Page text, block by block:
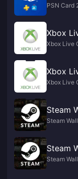
PSN Card
Xbox
Xbox Live
Xbox
Xbox Live
Steam
Steam
Steam
Steam